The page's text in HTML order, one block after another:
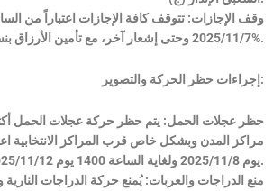
2025/11/7 وحتى إشعار آخر، مع تأمين الأرزاق بنسبة 100%.
إجراءات حظر الحركة والتصوير:
يوم 2025/11/8 ولغاية الساعة 1400 يوم 2025/11/12.
منع الدراجات والعربات: يُمنع حركة الدراجات